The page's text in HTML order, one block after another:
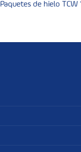
Paquetes de hielo TCW